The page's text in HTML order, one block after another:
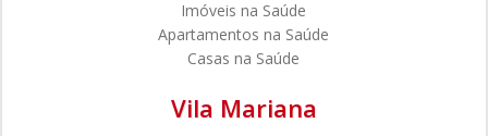
Imóveis na Saúde
Apartamentos na Saúde
Casas na Saúde
Vila Mariana